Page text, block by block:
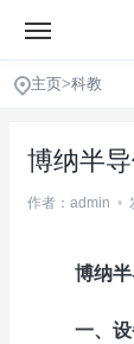
主页>科教
博纳半
作者：admin •
博纳
一、